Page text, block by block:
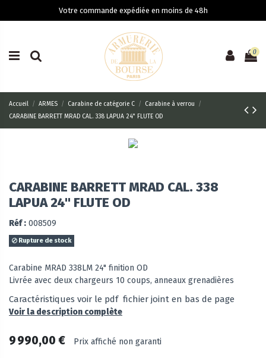
Votre commande expédiée en moins de 48h
0
Accueil ARMES Carabine de catégorie C
Carabine à verrou
CARABINE BARRETT MRAD CAL. 338 LAPUA 24" FLUTE OD
CARABINE BARRETT MRAD CAL. 338
LAPUA 24" FLUTE OD
Réf : 008509
Rupture de stock
Carabine MRAD 338LM 24" finition OD
Livrée avec deux chargeurs 10 coups, anneaux grenadières
Caractéristiques voir le pdf fichier joint en bas de page
Voir la description complète
9 990,00 € Prix affiché non garanti